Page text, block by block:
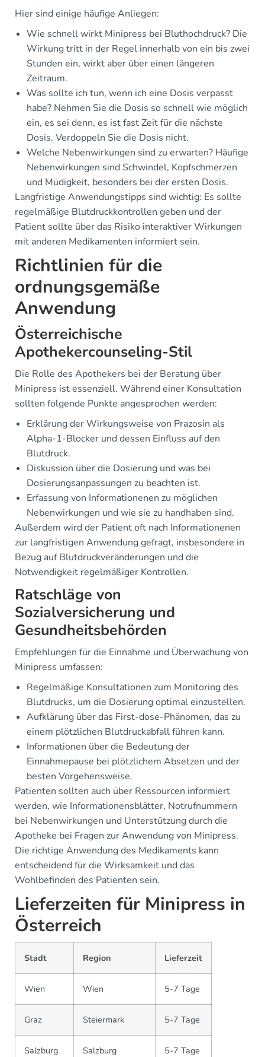
Hier sind einige häufige Anliegen:
Wie schnell wirkt Minipress bei Bluthochdruck? Die
Wirkung tritt in der Regel innerhalb von ein bis zwei
Stunden ein, wirkt aber über einen längeren
Zeitraum.
Was sollte ich tun, wenn ich eine Dosis verpasst
habe? Nehmen Sie die Dosis so schnell wie möglich
ein, es sei denn, es ist fast Zeit für die nächste
Dosis. Verdoppeln Sie die Dosis nicht.
Welche Nebenwirkungen sind zu erwarten? Häufige
Nebenwirkungen sind Schwindel, Kopfschmerzen
und Müdigkeit, besonders bei der ersten Dosis.
Langfristige Anwendungstipps sind wichtig: Es sollte
regelmäßige Blutdruckkontrollen geben und der
Patient sollte über das Risiko interaktiver Wirkungen
mit anderen Medikamenten informiert sein.
Richtlinien für die
ordnungsgemäße
Anwendung
Österreichische
Apothekercounseling-Stil
Die Rolle des Apothekers bei der Beratung über
Minipress ist essenziell. Während einer Konsultation
sollten folgende Punkte angesprochen werden:
Erklärung der Wirkungsweise von Prazosin als
Alpha-1-Blocker und dessen Einfluss auf den
Blutdruck.
Diskussion über die Dosierung und was bei
Dosierungsanpassungen zu beachten ist.
Erfassung von Informationenen zu möglichen
Nebenwirkungen und wie sie zu handhaben sind.
Außerdem wird der Patient oft nach Informationenen
zur langfristigen Anwendung gefragt, insbesondere in
Bezug auf Blutdruckveränderungen und die
Notwendigkeit regelmäßiger Kontrollen.
Ratschläge von
Sozialversicherung und
Gesundheitsbehörden
Empfehlungen für die Einnahme und Überwachung von
Minipress umfassen:
Regelmäßige Konsultationen zum Monitoring des
Blutdrucks, um die Dosierung optimal einzustellen.
Aufklärung über das First-dose-Phänomen, das zu
einem plötzlichen Blutdruckabfall führen kann.
Informationen über die Bedeutung der
Einnahmepause bei plötzlichem Absetzen und der
besten Vorgehensweise.
Patienten sollten auch über Ressourcen informiert
werden, wie Informationensblätter, Notrufnummern
bei Nebenwirkungen und Unterstützung durch die
Apotheke bei Fragen zur Anwendung von Minipress.
Die richtige Anwendung des Medikaments kann
entscheidend für die Wirksamkeit und das
Wohlbefinden des Patienten sein.
Lieferzeiten für Minipress in
Österreich
Stadt Region Lieferzeit
Wien Wien 5-7 Tage
Graz Steiermark 5-7 Tage
Salzburg Salzburg 5-7 Tage